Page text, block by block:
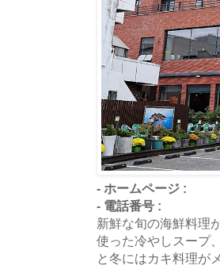
- ホームページ :
- 電話番号 :
新鮮な旬の海鮮料理
使った冷やしスープ
と冬にはカキ料理が